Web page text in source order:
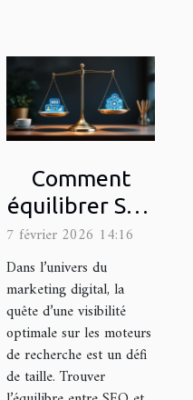
Comment
équilibrer SEO
et SEA pour
une visibilité
optimale ?
7 février 2026 14:16
Dans l’univers du
marketing digital, la
quête d’une visibilité
optimale sur les moteurs
de recherche est un défi
de taille. Trouver